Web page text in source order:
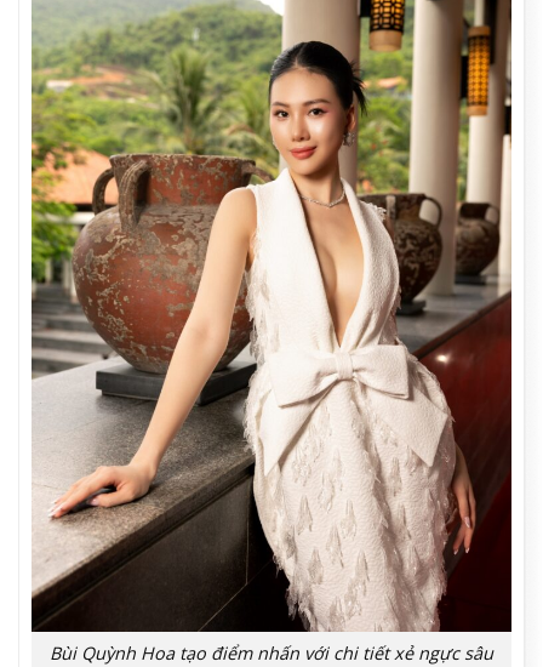
Bùi Quỳnh Hoa tạo điểm nhấn với chi tiết xẻ ngực sâu